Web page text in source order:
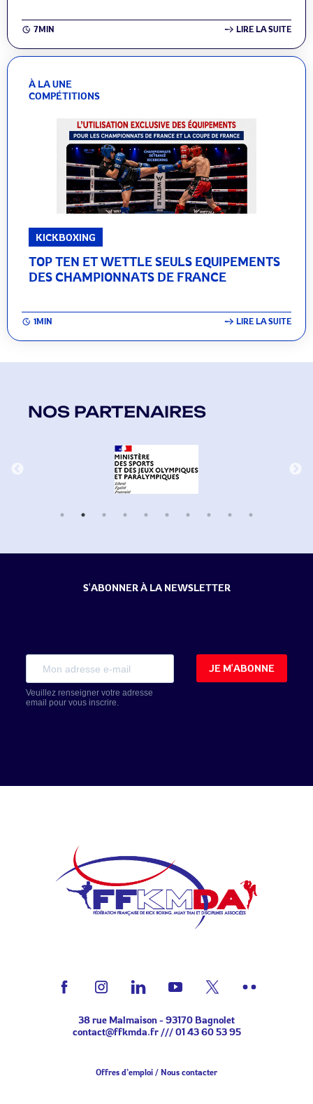
7MIN LIRE LA SUITE
À LA UNE
COMPÉTITIONS
KICKBOXING
TOP TEN ET WETTLE SEULS EQUIPEMENTS
DES CHAMPIONNATS DE FRANCE
1MIN LIRE LA SUITE
NOS PARTENAIRES
S'ABONNER À LA NEWSLETTER
Veuillez renseigner votre adresse
email pour vous inscrire.
JE M'ABONNE
38 rue Malmaison - 93170 Bagnolet
contact@ffkmda.fr///01 43 60 53 95
Offres d’emploi Nous contacter